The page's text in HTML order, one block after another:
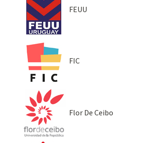
FEUU
FIC
Flor De Ceibo